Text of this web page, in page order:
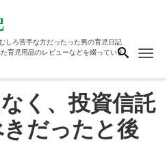
しろ苦手な方だったった男の育児日記
育児用品のレビューなどを綴っていま
く、投資信託
だったと後